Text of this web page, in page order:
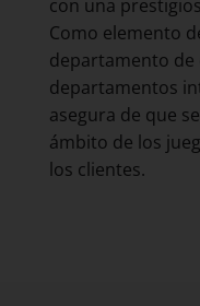
con una
Como elemento
departamento de
departamentos
asegura de que
ámbito de los
los clientes.